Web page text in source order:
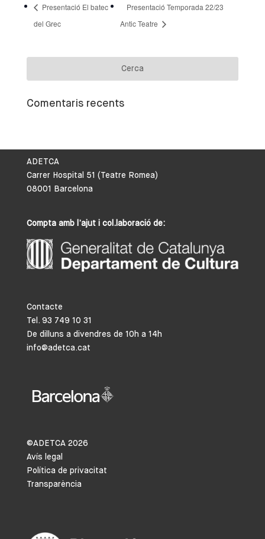
Presentació El batec
del Grec
Presentació Temporada 22/23
Antic Teatre
Comentaris recents
ADETCA
Carrer Hospital 51 (Teatre Romea)
08001 Barcelona
Compta amb l’ajut i col.laboració de:
Contacte
Tel. 93 749 10 31
De dilluns a divendres de 10h a 14h
info@adetca.cat
©ADETCA 2026
Avís legal
Política de privacitat
Transparència